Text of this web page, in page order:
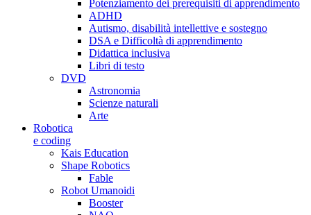
Potenziamento dei prerequisiti di apprendimento
ADHD
Autismo, disabilità intellettive e sostegno
DSA e Difficoltà di apprendimento
Didattica inclusiva
Libri di testo
DVD
Astronomia
Scienze naturali
Arte
Robotica
e coding
Kais Education
Shape Robotics
Fable
Robot Umanoidi
Booster